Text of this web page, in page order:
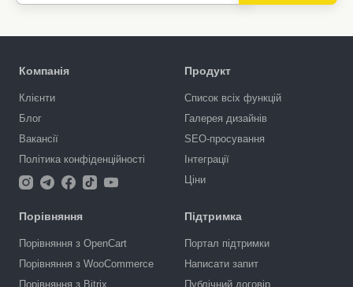
Компанія
Клієнти
Блог
Вакансії
Політика конфіденційності
Продукт
Список всіх функцій
Галерея дизайнів
SEO-просування
Інтеграції
Ціни
Порівняння
Порівняння з OpenCart
Порівняння з WooCommerce
Порівняння з Bitrix
Підтримка
Портал підтримки
Написати запит
Публічний договір